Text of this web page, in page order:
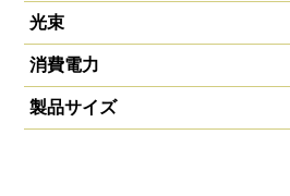
光束
消費電力
製品サイズ